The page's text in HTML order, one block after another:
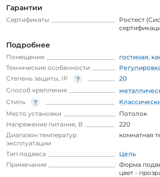
Гарантии
Сертификаты
Ростест
Подробнее
Помещение гостиная,
Технические особенности
Степень защиты, IP
20
Способ крепления
Стиль
Место установки
Потолок
Напряжение питания, В
220
Диапазон температур
эксплуатации
комнатная
Тип подвеса
Цепь
Примечание
Форма
цвет -